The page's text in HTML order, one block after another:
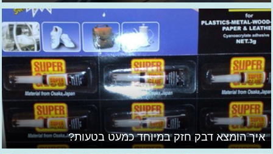
איך הומצא דבק חזק במיוחד כמעט בטעות?